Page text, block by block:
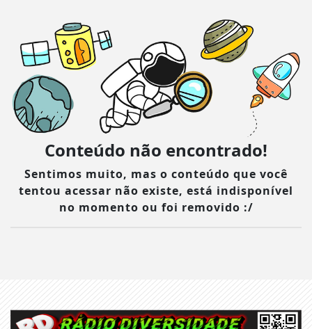
Conteúdo não encontrado!
Sentimos muito, mas o conteúdo que você
tentou acessar não existe, está indisponível
no momento ou foi removido :/